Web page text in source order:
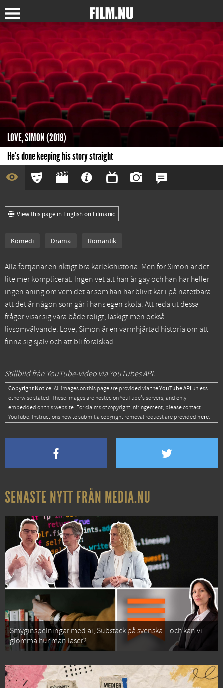
LOVE, SIMON (2018)
He's done keeping his story straight
View this page in English on Filmanic
Komedi Drama Romantik
Alla förtjänar en riktigt bra kärlekshistoria. Men för Simon är det
lite mer komplicerat. Ingen vet att han är gay och han har heller
ingen aning om vem det är som han har blivit kär i på nätetbara
att det är någon som går i hans egen skola. Att reda ut dessa
frågor visar sig vara både roligt, läskigt men också
livsomvälvande. Love, Simon är en varmhjärtad historia om att
finna sig själv och att bli förälskad.
Stillbild från YouTube-video via YouTubes API.
Copyright Notice: All images on this page are provided via theYouTube API unless
otherwise stated. These images are hosted on YouTube's servers, and only
embedded on this website. For claims of copyright infringement, please contact
YouTube. Instructions how to submit a copyright removal request are provided here.
SENASTE NYTT FRÅN MEDIA.NU
Smyginspelningar med ai, Substack på svenska – och kan vi
glömma hur man läser?